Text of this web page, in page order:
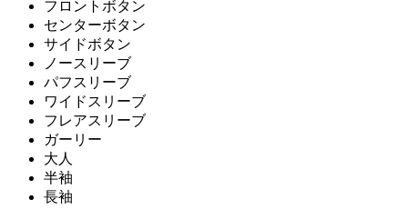
フロントボタン
センターボタン
サイドボタン
ノースリーブ
パフスリーブ
ワイドスリーブ
フレアスリーブ
ガーリー
大人
半袖
長袖